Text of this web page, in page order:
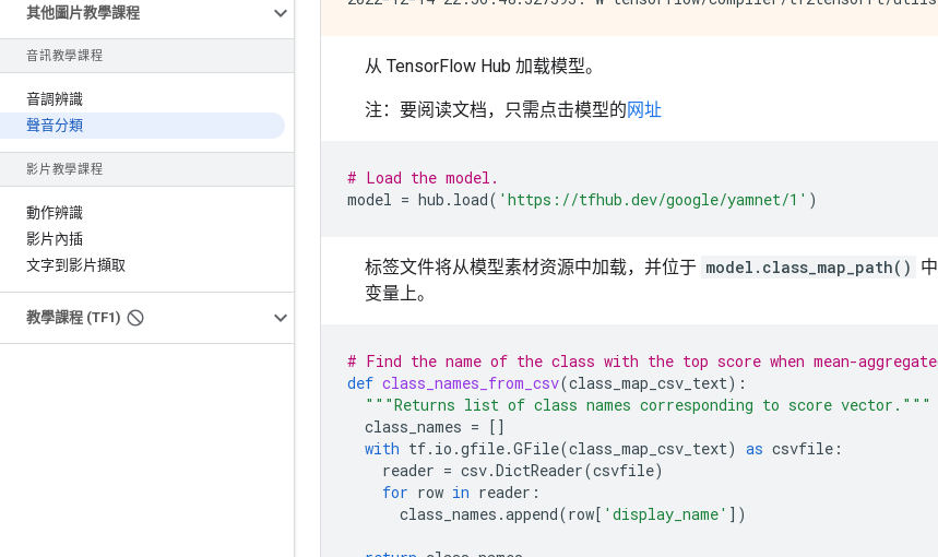
其他圖片教學課程
音訊教學課程
音調辨識
聲音分類
影片教學課程
動作辨識
影片內插
文字到影片擷取
教學課程 (TF1)
从 TensorFlow Hub 加载模型。
注：要阅读文档，只需点击模型的网址
# Load the model.
model = hub . load( 'https://tfhub.dev/google/yamnet/1' )
标签文件将从模型素材资源中加载，并位于 model.class_map_path()
变量上。
# Find the name of the class with the top score when mean-
def class_names_from_csv(class_map_csv_text):
"""Returns list of class names corresponding to score vector."""
class_names = []
with tf. io .gfile.GFile(class_map_csv_text) as csvfile :
reader = csv.DictReader(csvfile)
for row in reader :
class_names .append(row[ 'display_name' ])